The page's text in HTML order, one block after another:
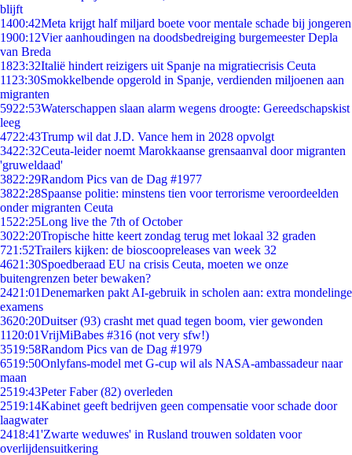
blijft
1400:42Meta krijgt half miljard boete voor mentale schade bij jongeren
1900:12Vier aanhoudingen na doodsbedreiging burgemeester Depla
van Breda
1823:32Italië hindert reizigers uit Spanje na migratiecrisis Ceuta
11 23:30Smokkelbende opgerold in Spanje, verdienden miljoenen aan
migranten
5922:53Waterschappen slaan alarm wegens droogte: Gereedschapskist
leeg
4722:43Trump wil dat J.D. Vance hem in 2028 opvolgt
3422:32Ceuta-leider noemt Marokkaanse grensaanval door migranten
'gruweldaad'
3822:29Random Pics van de Dag #1977
3822:28Spaanse politie: minstens tien voor terrorisme veroordeelden
onder migranten Ceuta
1522:25Long live the 7th of October
3022:20Tropische hitte keert zondag terug met lokaal 32 graden
721:52Trailers kijken: de bioscoopreleases van week 32
4621:30Spoedberaad EU na crisis Ceuta, moeten we onze
buitengrenzen beter bewaken?
2421:01Denemarken pakt AI-gebruik in scholen aan: extra mondelinge
examens
3620:20Duitser (93) crasht met quad tegen boom, vier gewonden
11 20:01VrijMiBabes #316 (not very sfw!)
3519:58Random Pics van de Dag #1979
6519:50Onlyfans-model met G-cup wil als NASA-ambassadeur naar
maan
2519:43Peter Faber (82) overleden
2519:14Kabinet geeft bedrijven geen compensatie voor schade door
laagwater
2418:41'Zwarte weduwes' in Rusland trouwen soldaten voor
overlijdensuitkering